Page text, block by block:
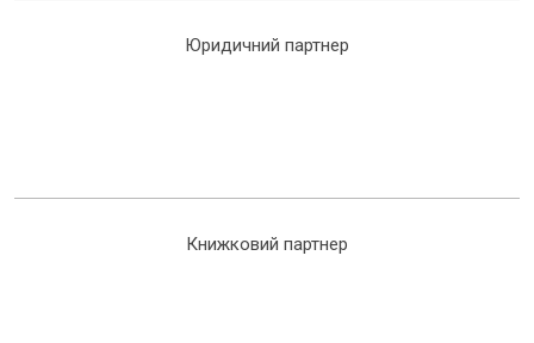
Юридичний партнер
Книжковий партнер